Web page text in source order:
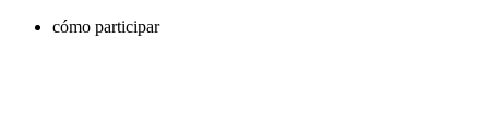
cómo participar